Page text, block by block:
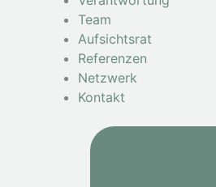
Team
Aufsichtsrat
Referenzen
Netzwerk
Kontakt